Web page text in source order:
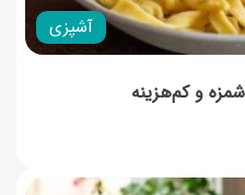
آشپزی
و کم‌هزینه